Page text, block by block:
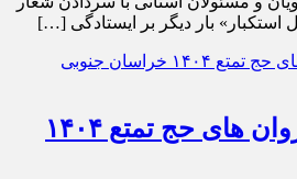
استکبار» بار دیگر بر ایستادگی […]
تکمیل ظرفیت کاروان های حج تمتع ۱۴۰۴